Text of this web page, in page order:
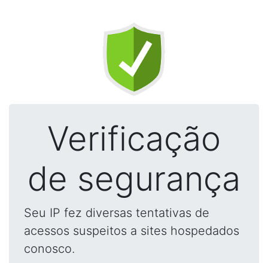
Verificação
de segurança
Seu IP fez diversas tentativas de
acessos suspeitos a sites hospedados
conosco.